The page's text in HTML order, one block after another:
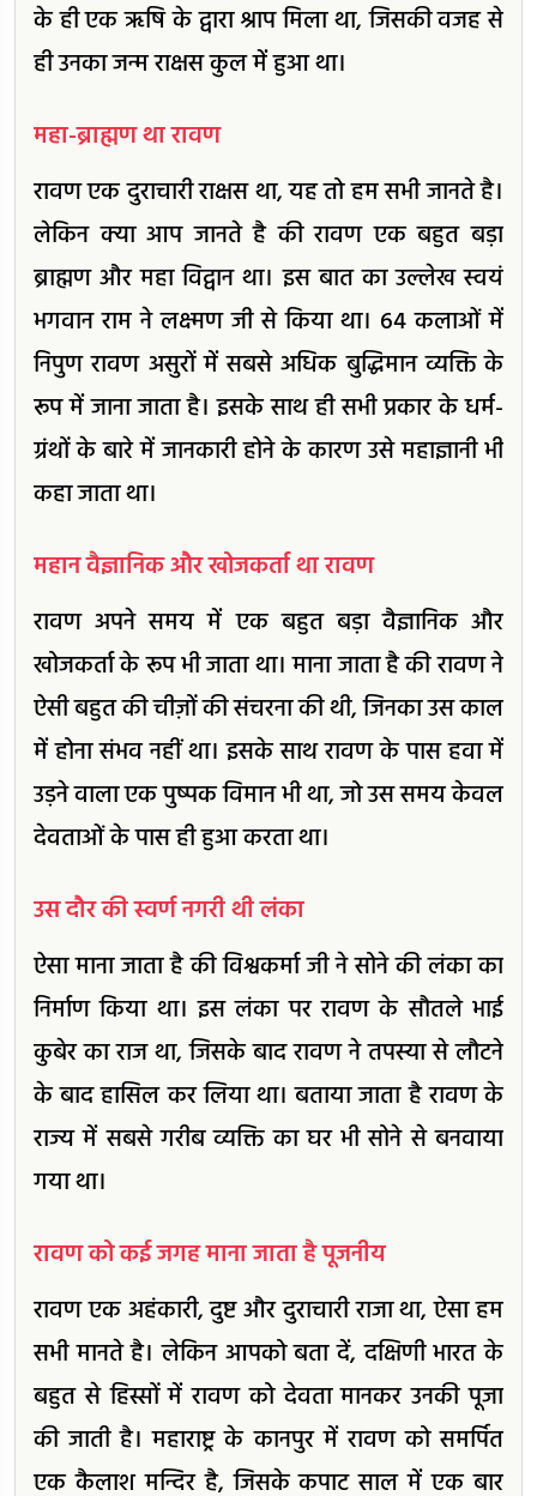
के ही एक ऋषि के द्वारा श्राप मिला था, जिसकी वजह से
ही उनका जन्म राक्षस कुल में हुआ था।
महा-ब्राह्मण था रावण
रावण एक दुराचारी राक्षस था, यह तो हम सभी जानते है।
लेकिन क्या आप जानते है की रावण एक बहुत बड़ा
ब्राह्मण और महा विद्वान था। इस बात का उल्लेख स्वयं
भगवान राम ने लक्ष्मण जी से किया था। 64 कलाओं में
निपुण रावण असुरों में सबसे अधिक बुद्धिमान व्यक्ति के
रूप में जाना जाता है। इसके साथ ही सभी प्रकार के धर्म-
ग्रंथों के बारे में जानकारी होने के कारण उसे महाज्ञानी भी
कहा जाता था।
महान वैज्ञानिक और खोजकर्ता था रावण
रावण अपने समय में एक बहुत बड़ा वैज्ञानिक और
खोजकर्ता के रूप भी जाता था। माना जाता है की रावण ने
ऐसी बहुत की चीज़ों की संचरना की थी, जिनका उस काल
में होना संभव नहीं था। इसके साथ रावण के पास हवा में
उड़ने वाला एक पुष्पक विमान भी था, जो उस समय केवल
देवताओं के पास ही हुआ करता था।
उस दौर की स्वर्ण नगरी थी लंका
ऐसा माना जाता है की विश्वकर्मा जी ने सोने की लंका का
निर्माण किया था। इस लंका पर रावण के सौतले भाई
कुबेर का राज था, जिसके बाद रावण ने तपस्या से लौटने
के बाद हासिल कर लिया था। बताया जाता है रावण के
राज्य में सबसे गरीब व्यक्ति का घर भी सोने से बनवाया
गया था।
रावण को कई जगह माना जाता है पूजनीय
रावण एक अहंकारी, दुष्ट और दुराचारी राजा था, ऐसा हम
सभी मानते है। लेकिन आपको बता दें, दक्षिणी भारत के
बहुत से हिस्सों में रावण को देवता मानकर उनकी पूजा
की जाती है। महाराष्ट्र के कानपुर में रावण को समर्पित
एक कैलाश मन्दिर है, जिसके कपाट साल में एक बार